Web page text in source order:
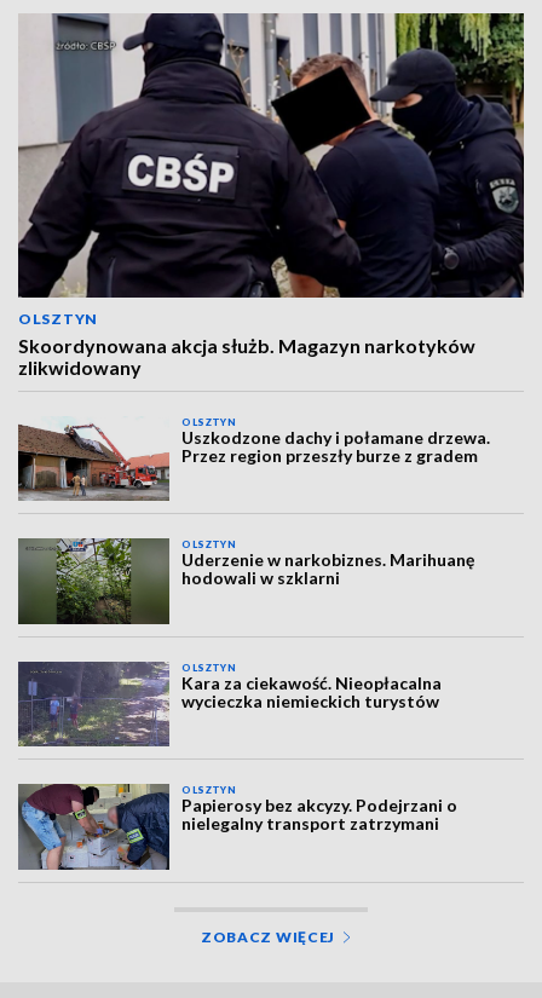
OLSZTYN
Skoordynowana akcja służb. Magazyn narkotyków
zlikwidowany
OLSZTYN
Uszkodzone dachy i połamane drzewa.
Przez region przeszły burze z gradem
OLSZTYN
Uderzenie w narkobiznes. Marihuanę
hodowali w szklarni
OLSZTYN
Kara za ciekawość. Nieopłacalna
wycieczka niemieckich turystów
OLSZTYN
Papierosy bez akcyzy. Podejrzani o
nielegalny transport zatrzymani
ZOBACZ WIĘCEJ